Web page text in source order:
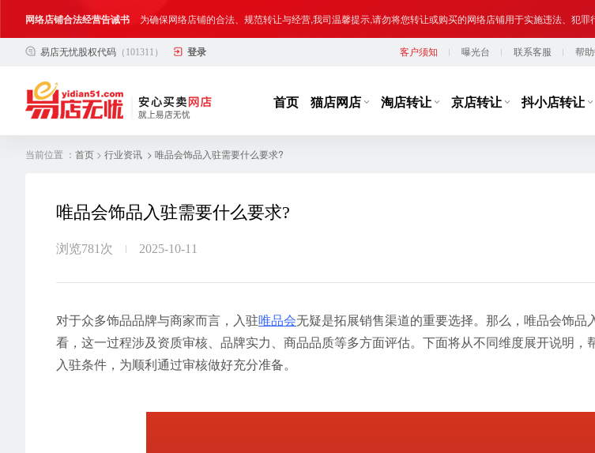
网络店铺合法经营告诫书 为确保网络店铺的合法、规范转让与经营,我司温馨提示,请勿将您转让或购买的网络店铺用于实施违法、犯
合法合规经营告客户书 部分客户在购买抖店网络店铺后，存在试图规避平台监管，从事违规经营活动的行为，如引导线下交易、
网络店铺合法经营告诫书 为确保网络店铺的合法、规范转让与经营,我司温馨提示,请勿将您转让或购买的网络店铺用于实施违法、犯
易店无忧股权代码 （101311） 登录 客户须知 曝光台 联系客服 帮
首页 猫店网店 淘店转让 京店转让 抖小店转让
当前位置 ： 首页 > 行业资讯 > 唯品会饰品入驻需要什么要求?
唯品会饰品入驻需要什么要求?
浏览781次 2025-10-11
对于众多饰品品牌与商家而言，入驻唯品会无疑是拓展销售渠道的重要选择。那么，唯品会饰品
看，这一过程涉及资质审核、品牌实力、商品品质等多方面评估。下面将从不同维度展开说明，
入驻条件，为顺利通过审核做好充分准备。